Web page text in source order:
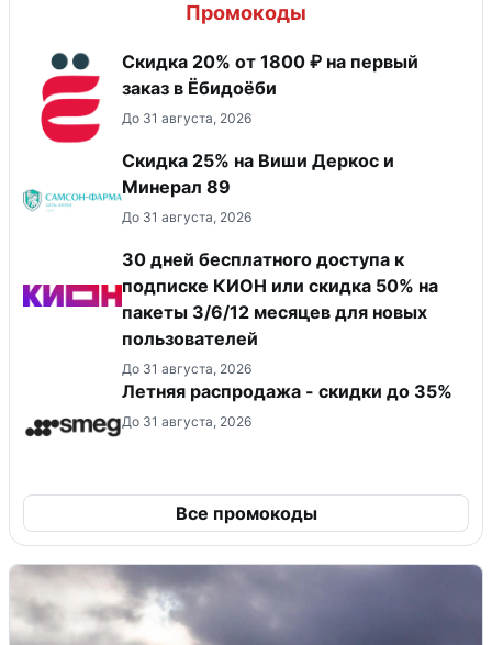
Промокоды
Скидка 20% от 1800 ₽ на первый
заказ в Ёбидоёби
До 31 августа, 2026
Скидка 25% на Виши Деркос и
Минерал 89
До 31 августа, 2026
30 дней бесплатного доступа к
подписке КИОН или скидка 50% на
пакеты 3/6/12 месяцев для новых
пользователей
До 31 августа, 2026
Летняя распродажа - скидки до 35%
До 31 августа, 2026
Все промокоды